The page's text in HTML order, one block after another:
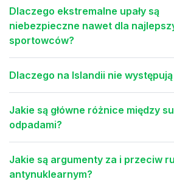
Dlaczego ekstremalne upały są
niebezpieczne nawet dla
sportowców?
Dlaczego na Islandii nie
Jakie są główne różnice między
odpadami?
Jakie są argumenty za i przeciw
antynuklearnym?